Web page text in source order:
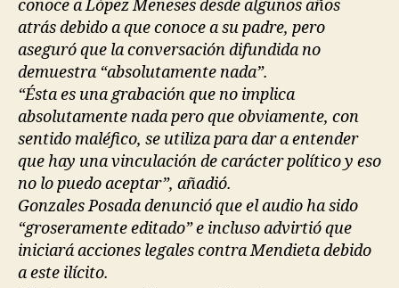
conoce a López Meneses desde algunos años
atrás debido a que conoce a su padre, pero
aseguró que la conversación difundida no
demuestra “absolutamente nada”.
“Ésta es una grabación que no implica
absolutamente nada pero que obviamente, con
sentido maléfico, se utiliza para dar a entender
que hay una vinculación de carácter político y eso
no lo puedo aceptar”, añadió.
Gonzales Posada denunció que el audio ha sido
“groseramente editado” e incluso advirtió que
iniciará acciones legales contra Mendieta debido
a este ilícito.